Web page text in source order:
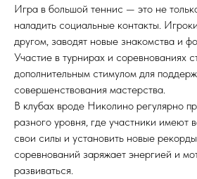
Игра в большой теннис — это не
наладить социальные контакты.
другом, заводят новые знакомства и
Участие в турнирах и соревнованиях
дополнительным стимулом для
совершенствования мастерства.
В клубах вроде Николино регулярно
разного уровня, где участники имеют
свои силы и установить новые
соревнований заряжает энергией и
развиваться.